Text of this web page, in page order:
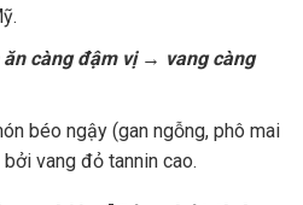
càng đậm vị → vang càng
béo ngậy (gan ngỗng, phô mai
vang đỏ tannin cao.